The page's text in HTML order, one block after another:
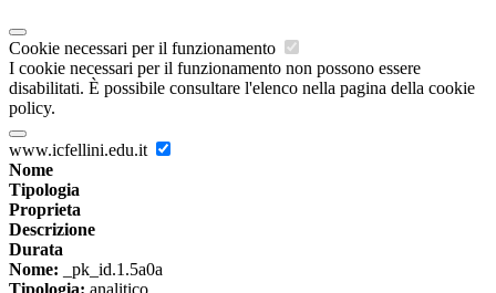
Cookie necessari per il funzionamento
I cookie necessari per il funzionamento non possono essere
disabilitati. È possibile consultare l'elenco nella pagina della cookie
policy.
www.icfellini.edu.it
Nome
Tipologia
Proprieta
Descrizione
Durata
Nome: _pk_id.1.5a0a